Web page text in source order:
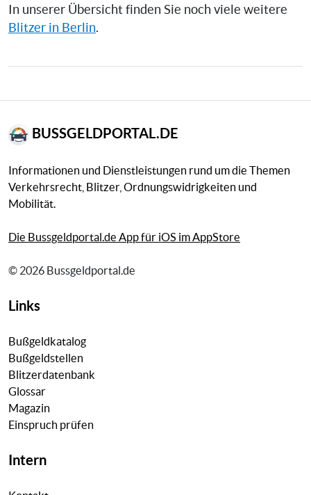
In unserer Übersicht finden Sie noch viele weitere
Blitzer in Berlin.
BUSSGELDPORTAL.DE
Informationen und Dienstleistungen rund um die Themen
Verkehrsrecht, Blitzer, Ordnungswidrigkeiten und
Mobilität.
Die Bussgeldportal.de App für iOS im AppStore
© 2026 Bussgeldportal.de
Links
Bußgeldkatalog
Bußgeldstellen
Blitzerdatenbank
Glossar
Magazin
Einspruch prüfen
Intern